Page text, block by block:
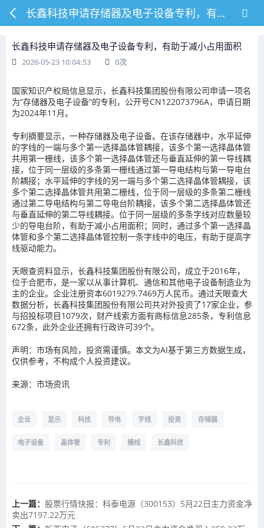
长鑫科技申请存储器及电子设备专利，有助于减小占用面积
长鑫科技申请存储器及电子设备专利，有助于减小占用面积
2026-05-23 10:04:53 0次
国家知识产权局信息显示，长鑫科技集团股份有限公司申请一项名
为“存储器及电子设备”的专利，公开号CN122073796A，申请日期
为2024年11月。
专利摘要显示，一种存储器及电子设备。在该存储器中，水平延伸
的字线的一端与多个第一选择晶体管耦接，该多个第一选择晶体管
共用第一栅线，该多个第一选择晶体管还与垂直延伸的第一导线耦
接，位于同一层级的多条第一栅线通过第一导电结构与第一导电台
阶耦接；水平延伸的字线的另一端与多个第二选择晶体管耦接，该
多个第二选择晶体管共用第二栅线，位于同一层级的多条第二栅线
通过第二导电结构与第二导电台阶耦接，该多个第二选择晶体管还
与垂直延伸的第二导线耦接。位于同一层级的多条字线对应数量较
少的导电台阶，有助于减小占用面积；同时，通过多个第一选择晶
体管和多个第二选择晶体管控制一条字线中的电压，有助于提高字
线驱动能力。
天眼查资料显示，长鑫科技集团股份有限公司，成立于2016年，
位于合肥市，是一家以从事计算机、通信和其他电子设备制造业为
主的企业。企业注册资本6019279.7469万人民币。通过天眼查大
数据分析，长鑫科技集团股份有限公司共对外投资了17家企业，参
与招投标项目1079次，财产线索方面有商标信息285条，专利信息
672条，此外企业还拥有行政许可39个。
声明：市场有风险，投资需谨慎。本文为AI基于第三方数据生成，
仅供参考，不构成个人投资建议。
来源：市场资讯
企业 显示 科技 导电 字线 投资 存储器
电子设备 晶体管 专利 栅线 长鑫科技
上一篇： 股票行情快报：科泰电源（300153）5月22日主力资金净
卖出7197.22万元